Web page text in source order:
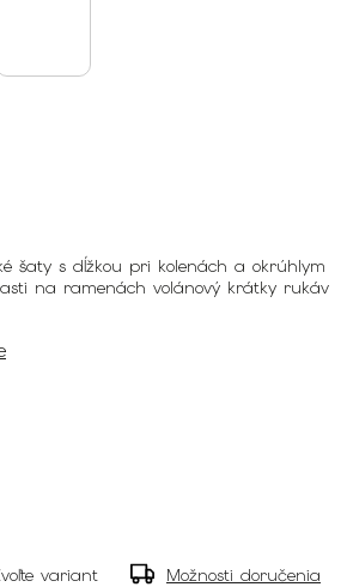
šaty s dĺžkou pri kolenách a okrúhlym
na ramenách volánový krátky rukáv
variant Možnosti doručenia